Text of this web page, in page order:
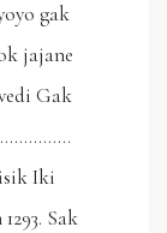
gak
jajane
Gak
Iki
Sak